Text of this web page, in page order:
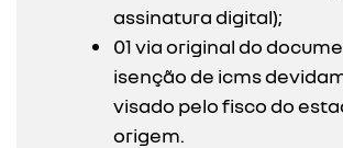
assinatura digital);
01 via original do
isenção de icms
visado pelo fisco do
origem.